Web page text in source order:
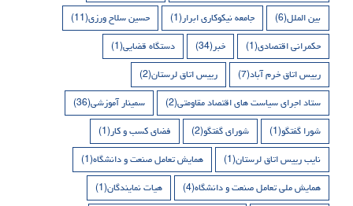
بین الملل(6) جامعه نیکوکاری ابرار(1) حسین سلاح ورزی(11)
حکمرانی اقتصادی(1) خبر(34) دستگاه قضایی(1)
رییس اتاق خرم آباد(7) رییس اتاق لرستان(2)
ستاد اجرای سیاست های اقتصاد مقاومتی(2) سمینار آموزشی(36)
شورا گفتگو(1) شورای گفتگو(2) فضای کسب و کار(1)
نایب رییس اتاق لرستان(1) همایش تعامل صنعت و دانشگاه(1)
همایش ملی تعامل صنعت و دانشگاه(4) هیات نمایندگان(1)